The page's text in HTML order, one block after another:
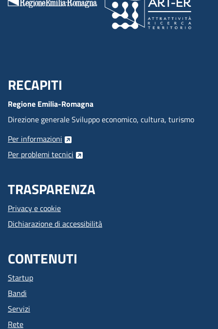
Menu Footer
RECAPITI
Regione Emilia-Romagna
Direzione generale Sviluppo economico, cultura, turismo
Per informazioni
Per problemi tecnici
TRASPARENZA
Privacy e cookie
Dichiarazione di accessibilità
CONTENUTI
Startup
Bandi
Servizi
Rete